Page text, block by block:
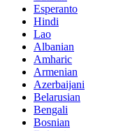
Esperanto
Hindi
Lao
Albanian
Amharic
Armenian
Azerbaijani
Belarusian
Bengali
Bosnian